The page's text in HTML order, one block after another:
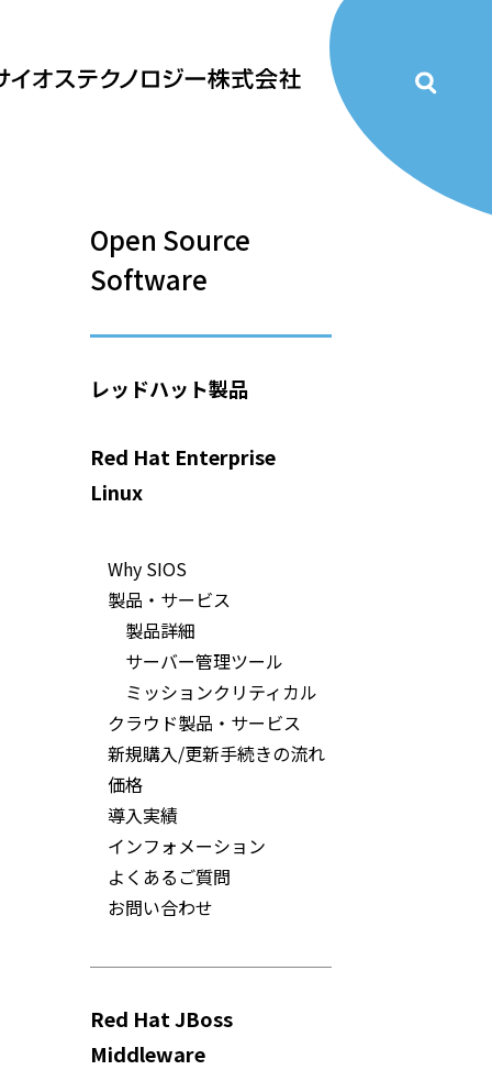
Open Source
Software
レッドハット製品
Red Hat Enterprise
Linux
Why SIOS
製品・サービス
製品詳細
サーバー管理ツール
ミッションクリティカル
クラウド製品・サービス
新規購入/更新手続きの流れ
価格
導入実績
インフォメーション
よくあるご質問
お問い合わせ
Red Hat JBoss
Middleware